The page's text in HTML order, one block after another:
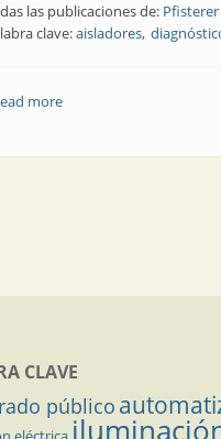
las publicaciones de: Pfisterer
clave:aisladores
moreabout Nota técnica |
CLAVE
público